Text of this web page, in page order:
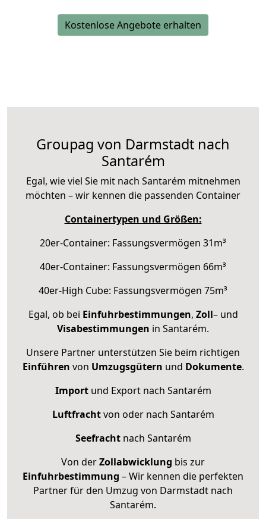
Kostenlose Angebote erhalten
Groupag von Darmstadt nach
Santarém
Egal, wie viel Sie mit nach Santarém mitnehmen
möchten – wir kennen die passenden Container
Containertypen und Größen:
20er-Container: Fassungsvermögen 31m³
40er-Container: Fassungsvermögen 66m³
40er-High Cube: Fassungsvermögen 75m³
Egal, ob bei Einfuhrbestimmungen, Zoll– und
Visabestimmungen in Santarém.
Unsere Partner unterstützen Sie beim richtigen
Einführen von Umzugsgütern und Dokumente.
Importund Export nach Santarém
Luftfrachtvon oder nach Santarém
Seefrachtnach Santarém
Von derZollabwicklung bis zur
Einfuhrbestimmung – Wir kennen die perfekten
Partner für den Umzug von Darmstadt nach
Santarém.